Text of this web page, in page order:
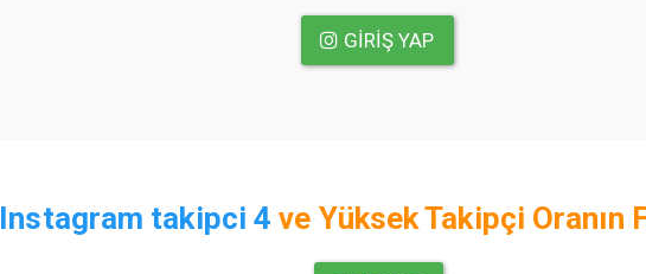
GIRIŞ YAP
Instagram takipci 4 ve Yüksek Takipçi Oranın